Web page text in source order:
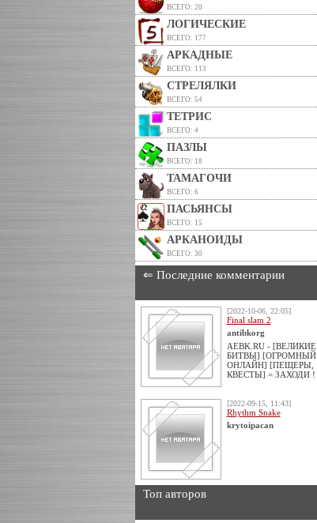
ВСЕГО: 20
ЛОГИЧЕСКИЕ
ВСЕГО: 177
АРКАДНЫЕ
ВСЕГО: 113
СТРЕЛЯЛКИ
ВСЕГО: 54
ТЕТРИС
ВСЕГО: 4
ПАЗЛЫ
ВСЕГО: 18
ТАМАГОЧИ
ВСЕГО: 6
ПАСЬЯНСЫ
ВСЕГО: 15
АРКАНОИДЫ
ВСЕГО: 30
⇐ Последние комментарии
[2022-10-06, 22:05]
Final slam 2
antibkorg
AEBK.RU - [ВЕЛИКИЕ
БИТВЫ] [ОГРОМНЫЙ
ОНЛАЙН] [ПЕЩЕРЫ,
КВЕСТЫ] = ЗАХОДИ !
[2022-09-15, 11:43]
Rhythm Snake
krytoipacan
Топ авторов